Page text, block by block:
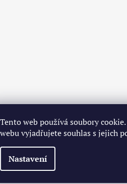
Tento web používá soubory
webu vyjadřujete souhlas s jejich
Nastavení
podmínky